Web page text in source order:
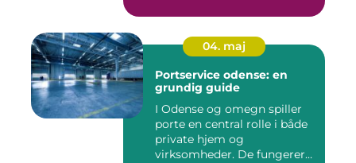
04. maj
Portservice odense: en
grundig guide
I Odense og omegn spiller
porte en central rolle i både
private hjem og
virksomheder. De fungerer